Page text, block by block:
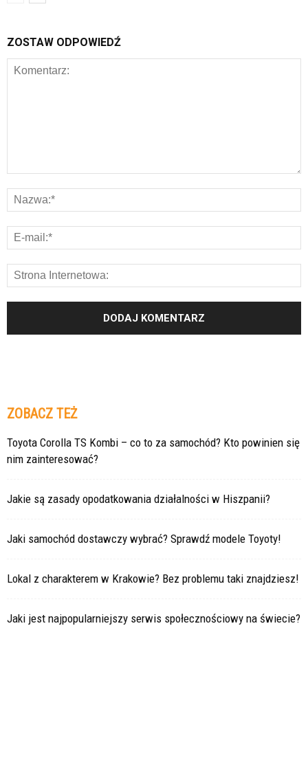
ZOSTAW ODPOWIEDŹ
ZOBACZ TEŻ
Toyota Corolla TS Kombi – co to za samochód? Kto powinien się
nim zainteresować?
Jakie są zasady opodatkowania działalności w Hiszpanii?
Jaki samochód dostawczy wybrać? Sprawdź modele Toyoty!
Lokal z charakterem w Krakowie? Bez problemu taki znajdziesz!
Jaki jest najpopularniejszy serwis społecznościowy na świecie?